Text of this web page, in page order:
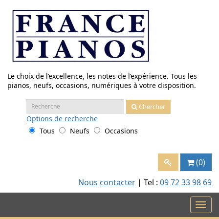
contenu
Le choix de l’excellence, les notes de l’expérience. Tous les
pianos, neufs, occasions, numériques à votre disposition.
Recherche
:
Chercher
Options de recherche
Tous
Neufs Occasions
(0)
Nous contacter | Tel : 09 72 33 98 69